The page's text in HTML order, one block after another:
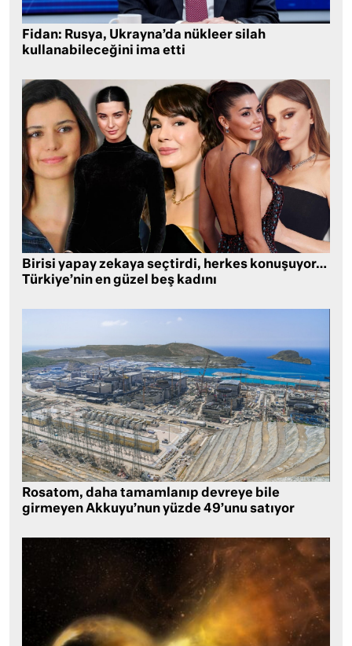
Fidan: Rusya, Ukrayna’da nükleer silah
kullanabileceğini ima etti
Birisi yapay zekaya seçtirdi, herkes konuşuyor…
Türkiye’nin en güzel beş kadını
Rosatom, daha tamamlanıp devreye bile
girmeyen Akkuyu’nun yüzde 49’unu satıyor